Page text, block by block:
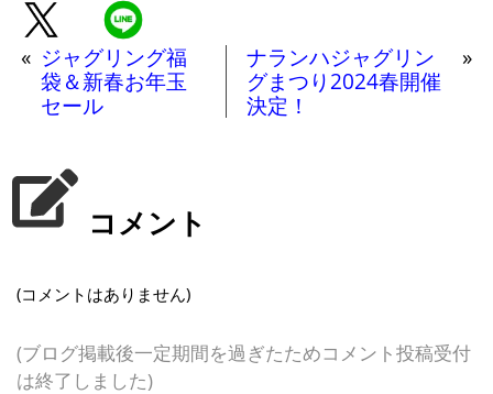
« ジャグリング福
袋＆新春お年玉
セール
ナランハジャグリン
グまつり2024春開催
決定！
»
コメント
(コメントはありません)
(ブログ掲載後一定期間を過ぎたためコメント投稿受付
は終了しました)